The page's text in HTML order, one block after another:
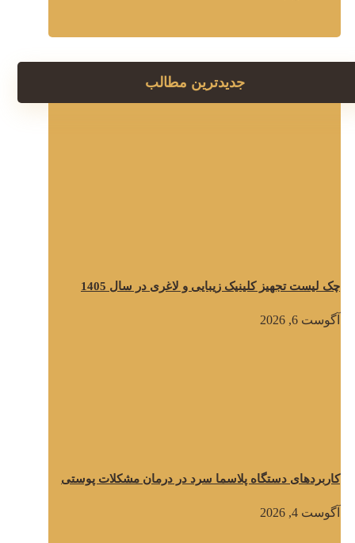
جدیدترین مطالب
چک لیست تجهیز کلینیک زیبایی و لاغری در سال 1405
آگوست 6, 2026
کاربردهای دستگاه پلاسما سرد در درمان مشکلات پوستی
آگوست 4, 2026